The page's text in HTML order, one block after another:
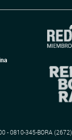
- 0810-345-BORA (2672)